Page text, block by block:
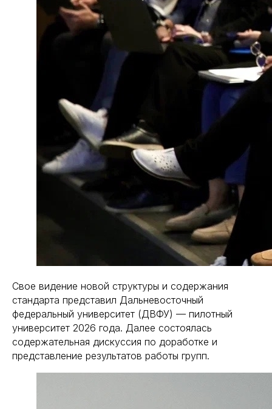
Свое видение новой структуры и содержания
стандарта представил Дальневосточный
федеральный университет (ДВФУ) — пилотный
университет 2026 года. Далее состоялась
содержательная дискуссия по доработке и
представление результатов работы групп.